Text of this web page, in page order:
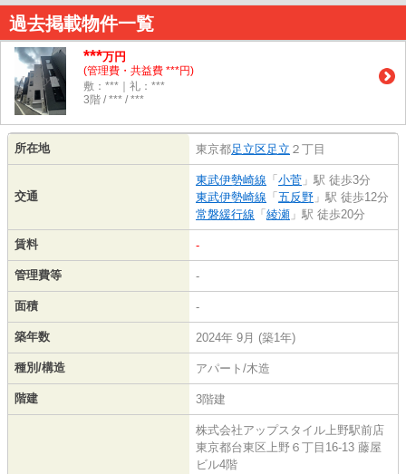
過去掲載物件一覧
***万円
(管理費・共益費 ***円)
敷：***｜礼：***
3階 / *** / ***
所在地 東京都足立区足立 ２丁目
交通
東武伊勢崎線 「 小菅 」駅 徒歩3分
東武伊勢崎線 「 五反野 」駅 徒歩12分
常磐緩行線 「 綾瀬 」駅 徒歩20分
賃料 -
管理費等 -
面積 -
築年数 2024年 9月 (築1年)
種別/構造 アパート/木造
階建 3階建
株式会社アップスタイル上野駅前店
東京都台東区上野６丁目16-13 藤屋
ビル4階